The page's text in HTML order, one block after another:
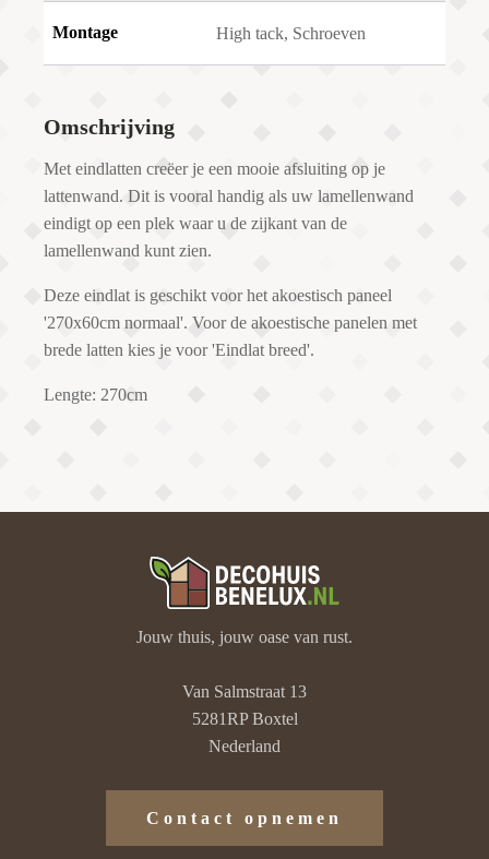
Montage High tack, Schroeven
Omschrijving
Met eindlatten creëer je een mooie afsluiting op je
lattenwand. Dit is vooral handig als uw lamellenwand
eindigt op een plek waar u de zijkant van de
lamellenwand kunt zien.
Deze eindlat is geschikt voor het akoestisch paneel
'270x60cm normaal'. Voor de akoestische panelen met
brede latten kies je voor 'Eindlat breed'.
Lengte: 270cm
Jouw thuis, jouw oase van rust.
Van Salmstraat 13
5281RP Boxtel
Nederland
Contact opnemen